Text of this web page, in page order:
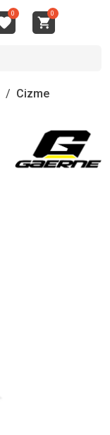
0 0
/ Cizme